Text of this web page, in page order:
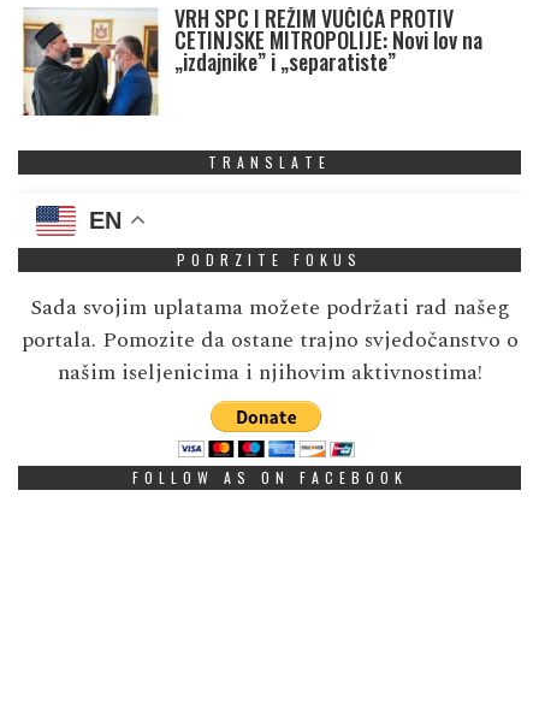
VRH SPC I REŽIM VUČIĆA PROTIV
CETINJSKE MITROPOLIJE: Novi lov na
„izdajnike” i „separatiste”
TRANSLATE
EN
PODRZITE FOKUS
Sada svojim uplatama možete podržati rad našeg
portala. Pomozite da ostane trajno svjedočanstvo o
našim iseljenicima i njihovim aktivnostima!
FOLLOW AS ON FACEBOOK